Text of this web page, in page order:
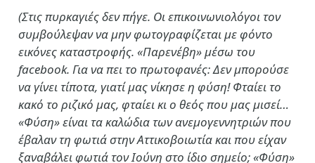
(Στις πυρκαγιές δεν πήγε. Οι επικοινωνιολόγοι τον
συμβούλεψαν να μην φωτογραφίζεται με φόντο
εικόνες καταστροφής. «Παρενέβη» μέσω του
facebook. Για να πει το πρωτοφανές: Δεν μπορούσε
να γίνει τίποτα, γιατί μας νίκησε η φύση! Φταίει το
κακό το ριζικό μας, φταίει κι ο θεός που μας μισεί…
«Φύση» είναι τα καλώδια των ανεμογεννητριών που
έβαλαν τη φωτιά στην Αττικοβοιωτία και που είχαν
ξαναβάλει φωτιά τον Ιούνη στο ίδιο σημείο; «Φύση»